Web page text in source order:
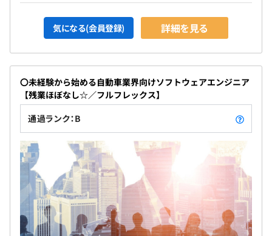
気になる(会員登録) 詳細を見る
〇未経験から始める自動車業界向けソフトウェアエンジニア
【残業ほぼなし☆／フルフレックス】
通過ランク：B